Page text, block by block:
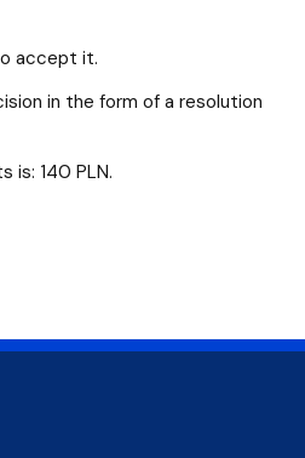
accept it.
in the form of a resolution
is: 140 PLN.